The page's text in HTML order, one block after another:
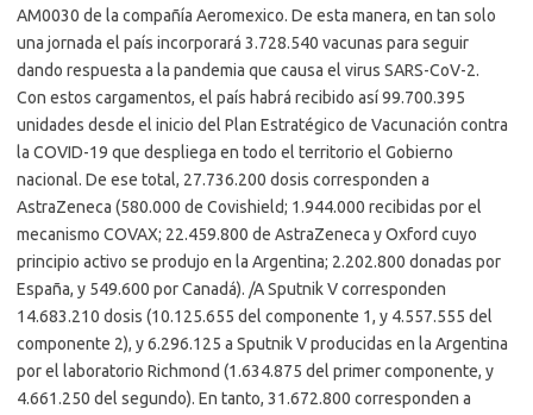
AM0030 de la compañía Aeromexico. De esta manera, en tan solo
una jornada el país incorporará 3.728.540 vacunas para seguir
dando respuesta a la pandemia que causa el virus SARS-CoV-2.
Con estos cargamentos, el país habrá recibido así 99.700.395
unidades desde el inicio del Plan Estratégico de Vacunación contra
la COVID-19 que despliega en todo el territorio el Gobierno
nacional. De ese total, 27.736.200 dosis corresponden a
AstraZeneca (580.000 de Covishield; 1.944.000 recibidas por el
mecanismo COVAX; 22.459.800 de AstraZeneca y Oxford cuyo
principio activo se produjo en la Argentina; 2.202.800 donadas por
España, y 549.600 por Canadá). /A Sputnik V corresponden
14.683.210 dosis (10.125.655 del componente 1, y 4.557.555 del
componente 2), y 6.296.125 a Sputnik V producidas en la Argentina
por el laboratorio Richmond (1.634.875 del primer componente, y
4.661.250 del segundo). En tanto, 31.672.800 corresponden a